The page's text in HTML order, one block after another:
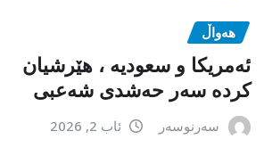
هەواڵ
ئەمریکا و سعودیە ، هێرشیان
کردە سەر حەشدی شەعبی
سەرنوسەر ئاب 2, 2026